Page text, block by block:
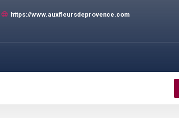
https://www.auxfleursdeprovence.com